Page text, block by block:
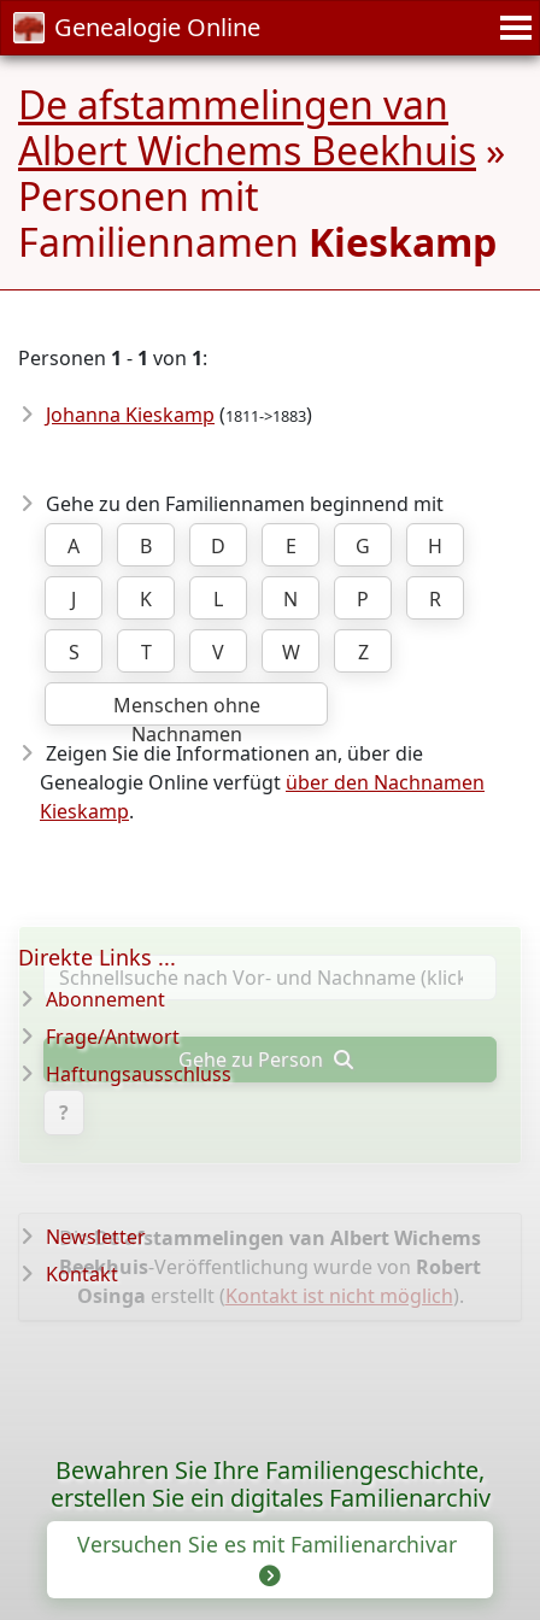
Genealogie Online
De afstammelingen van
Albert Wichems Beekhuis »
Personen mit
Familiennamen Kieskamp
Personen 1 - 1 von 1:
Johanna Kieskamp (1811->1883)
Gehe zu den Familiennamen beginnend mit
A
B D E G
H
J
K L N P
R
S
T V W
Z
Menschen ohne
Nachnamen
Zeigen Sie die Informationen an, über die
Genealogie Online verfügt über den Nachnamen
Kieskamp.
Gehe zu Person
?
DieDe afstammelingen van Albert Wichems
Beekhuis-Veröffentlichung wurde von Robert
Osinga erstellt (Kontakt ist nicht möglich).
Direkte Links ...
Abonnement
Frage/Antwort
Haftungsausschluss
Newsletter
Kontakt
Bewahren Sie Ihre Familiengeschichte,
erstellen Sie ein digitales Familienarchiv
Versuchen Sie es mit Familienarchivar